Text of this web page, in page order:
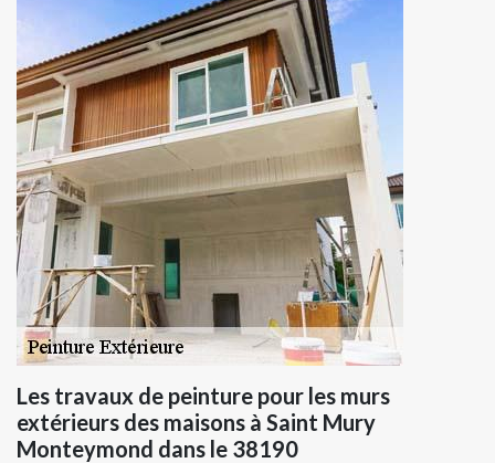
Les travaux de peinture pour les murs
extérieurs des maisons à Saint Mury
Monteymond dans le 38190